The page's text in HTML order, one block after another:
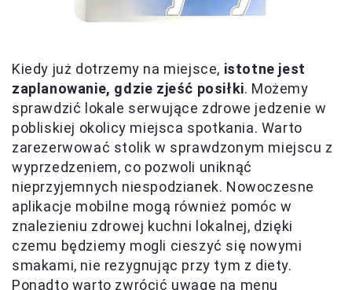
Kiedy już dotrzemy na miejsce, istotne jest
zaplanowanie, gdzie zjeść posiłki. Możemy
sprawdzić lokale serwujące zdrowe jedzenie w
pobliskiej okolicy miejsca spotkania. Warto
zarezerwować stolik w sprawdzonym miejscu z
wyprzedzeniem, co pozwoli uniknąć
nieprzyjemnych niespodzianek. Nowoczesne
aplikacje mobilne mogą również pomóc w
znalezieniu zdrowej kuchni lokalnej, dzięki
czemu będziemy mogli cieszyć się nowymi
smakami, nie rezygnując przy tym z diety.
Ponadto warto zwrócić uwagę na menu